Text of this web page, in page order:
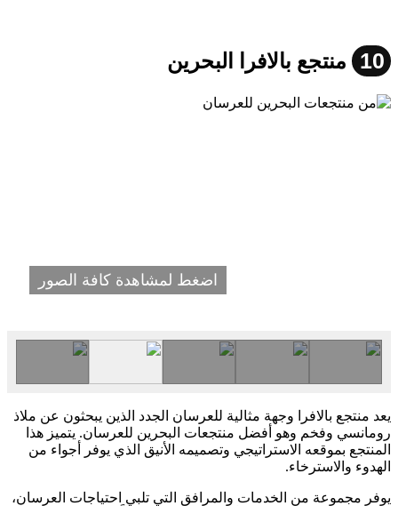
10 منتجع بالافرا البحرين
اضغط لمشاهدة كافة الصور
يعد منتجع بالافرا وجهة مثالية للعرسان الجدد الذين يبحثون عن ملاذ
رومانسي وفخم وهو أفضل منتجعات البحرين للعرسان. يتميز هذا
المنتجع بموقعه الاستراتيجي وتصميمه الأنيق الذي يوفر أجواء من
الهدوء والاسترخاء.
يوفر مجموعة من الخدمات والمرافق التي تلبي احتياجات العرسان،